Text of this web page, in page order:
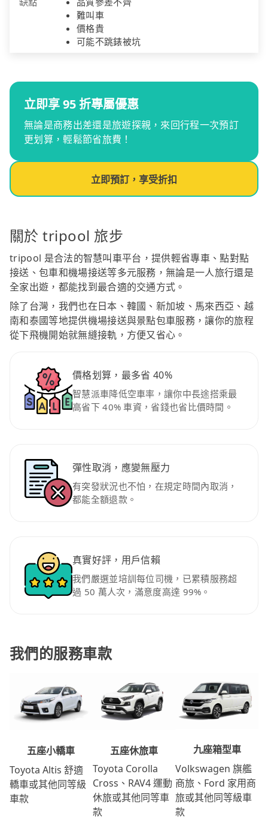
難叫車
價格貴
可能不跳錶被坑
立即享 95 折專屬優惠
無論是商務出差還是旅遊探親，來回行程一次預訂
更划算，輕鬆節省旅費！
立即預訂，享受折扣
關於 tripool 旅步
tripool 是合法的智慧叫車平台，提供輕省專車、點對點
接送、包車和機場接送等多元服務，無論是一人旅行還是
全家出遊，都能找到最合適的交通方式。
除了台灣，我們也在日本、韓國、新加坡、馬來西亞、越
南和泰國等地提供機場接送與景點包車服務，讓你的旅程
從下飛機開始就無縫接軌，方便又省心。
價格划算，最多省 40%
智慧派車降低空車率，讓你中長途搭乘最
高省下 40% 車資，省錢也省比價時間。
彈性取消，應變無壓力
有突發狀況也不怕，在規定時間內取消，
都能全額退款。
真實好評，用戶信賴
我們嚴選並培訓每位司機，已累積服務超
過 50 萬人次，滿意度高達 99%。
我們的服務車款
五座小轎車
Toyota Altis 舒適
轎車或其他同等級
車款
五座休旅車
Toyota Corolla
Cross、RAV4 運動
休旅或其他同等車
款
九座箱型車
Volkswagen 旗艦
商旅、Ford 家用商
旅或其他同等級車
款